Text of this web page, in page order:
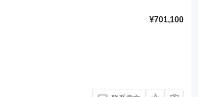
¥701,100